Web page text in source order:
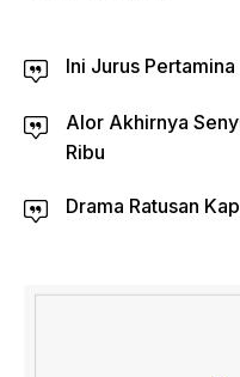
Ini Jurus
Alor Akhirnya
Ribu
Drama Ratusan